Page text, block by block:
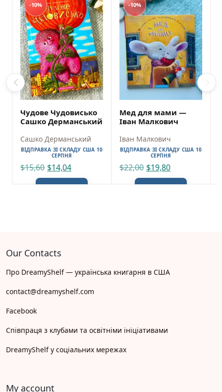
-10%
Чудове Чудовисько
Сашко Дерманський
Сашко Дерманський
ВІДПРАВКА ЗІ СКЛАДУ США 10
СЕРПНЯ
$15,60 $14,04
ADD TO CART
-10%
Мед для мами —
Іван Малкович
Іван Малкович
ВІДПРАВКА ЗІ СКЛАДУ США 10
СЕРПНЯ
$22,00 $19,80
ADD TO CART
Our Contacts
Про DreamyShelf — українська книгарня в США
contact@dreamyshelf.com
Facebook
Співпраця з клубами та освітніми ініціативами
DreamyShelf у соціальних мережах
My account